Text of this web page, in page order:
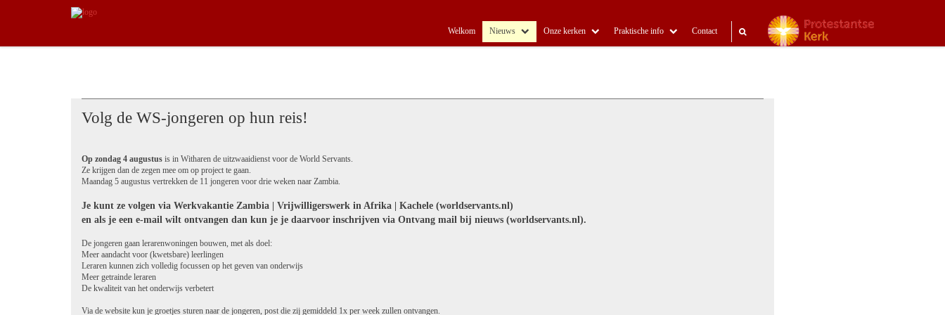
Welkom Nieuws Onze kerken Praktische info Contact
Volg de WS-jongeren op hun reis!
Op zondag 4 augustus is in Witharen de uitzwaaidienst voor de World Servants.
Ze krijgen dan de zegen mee om op project te gaan.
Maandag 5 augustus vertrekken de 11 jongeren voor drie weken naar Zambia.
Je kunt ze volgen via Werkvakantie Zambia | Vrijwilligerswerk in Afrika | Kachele (worldservants.nl)
en als je een e-mail wilt ontvangen dan kun je je daarvoor inschrijven via Ontvang mail bij nieuws (worldservants.nl).
De jongeren gaan lerarenwoningen bouwen, met als doel:
Meer aandacht voor (kwetsbare) leerlingen
Leraren kunnen zich volledig focussen op het geven van onderwijs
Meer getrainde leraren
De kwaliteit van het onderwijs verbetert
Via de website kun je groetjes sturen naar de jongeren, post die zij gemiddeld 1x per week zullen ontvangen.